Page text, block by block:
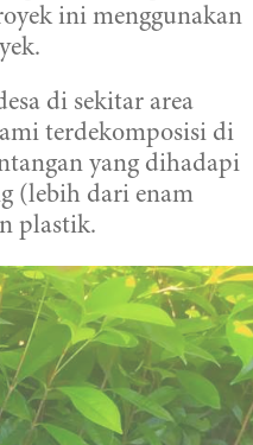
ini menggunakan
di sekitar area
terdekomposisi di
yang dihadapi
(lebih dari enam
plastik.